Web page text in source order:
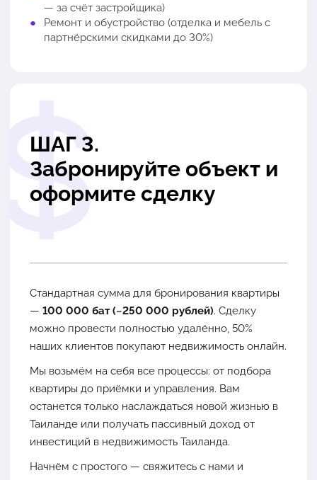
— за счёт застройщика)
Ремонт и обустройство (отделка и мебель с
партнёрскими скидками до 30%)
ШАГ 3.
Забронируйте объект и
оформите сделку
Стандартная сумма для бронирования квартиры
— 100 000 бат (~250 000 рублей). Сделку
можно провести полностью удалённо, 50%
наших клиентов покупают недвижимость онлайн.
Мы возьмём на себя все процессы: от подбора
квартиры до приёмки и управления. Вам
останется только наслаждаться новой жизнью в
Таиланде или получать пассивный доход от
инвестиций в недвижимость Таиланда.
Начнём с простого — свяжитесь с нами и